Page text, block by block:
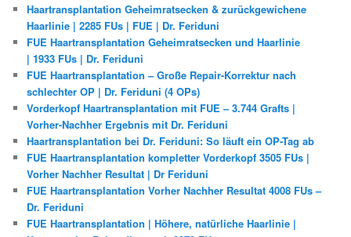
Haartransplantation Geheimratsecken & zurückgewichene
Haarlinie | 2285 FUs | FUE | Dr. Feriduni
FUE Haartransplantation Geheimratsecken und Haarlinie
| 1933 FUs | Dr. Feriduni
FUE Haartransplantation – Große Repair-Korrektur nach
schlechter OP | Dr. Feriduni (4 OPs)
Vorderkopf Haartransplantation mit FUE – 3.744 Grafts |
Vorher-Nachher Ergebnis mit Dr. Feriduni
Haartransplantation bei Dr. Feriduni: So läuft ein OP-Tag ab
FUE Haartransplantation kompletter Vorderkopf 3505 FUs |
Vorher Nachher Resultat | Dr Feriduni
FUE Haartransplantation Vorher Nachher Resultat 4008 FUs –
Dr. Feriduni
FUE Haartransplantation | Höhere, natürliche Haarlinie |